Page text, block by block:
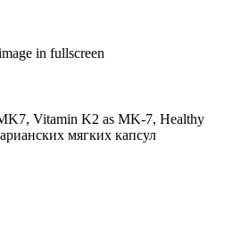
in fullscreen